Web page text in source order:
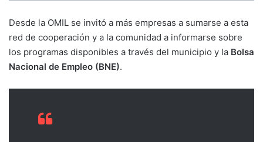
Desde la OMIL se invitó a más empresas a sumarse a esta
red de cooperación y a la comunidad a informarse sobre
los programas disponibles a través del municipio y la Bolsa
Nacional de Empleo (BNE).